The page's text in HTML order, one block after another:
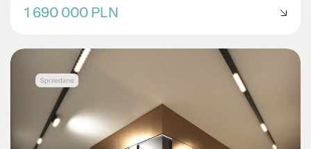
1 690 000 PLN